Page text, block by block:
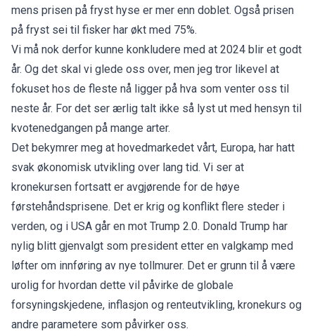
mens prisen på fryst hyse er mer enn doblet. Også prisen
på fryst sei til fisker har økt med 75%.
Vi må nok derfor kunne konkludere med at 2024 blir et godt
år. Og det skal vi glede oss over, men jeg tror likevel at
fokuset hos de fleste nå ligger på hva som venter oss til
neste år. For det ser ærlig talt ikke så lyst ut med hensyn til
kvotenedgangen på mange arter.
Det bekymrer meg at hovedmarkedet vårt, Europa, har hatt
svak økonomisk utvikling over lang tid. Vi ser at
kronekursen fortsatt er avgjørende for de høye
førstehåndsprisene. Det er krig og konflikt flere steder i
verden, og i USA går en mot Trump 2.0. Donald Trump har
nylig blitt gjenvalgt som president etter en valgkamp med
løfter om innføring av nye tollmurer. Det er grunn til å være
urolig for hvordan dette vil påvirke de globale
forsyningskjedene, inflasjon og renteutvikling, kronekurs og
andre parametere som påvirker oss.